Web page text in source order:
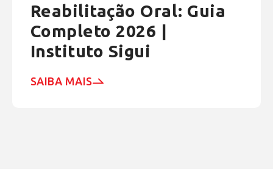
Reabilitação Oral: Guia
Completo 2026 |
Instituto Sigui
SAIBA MAIS